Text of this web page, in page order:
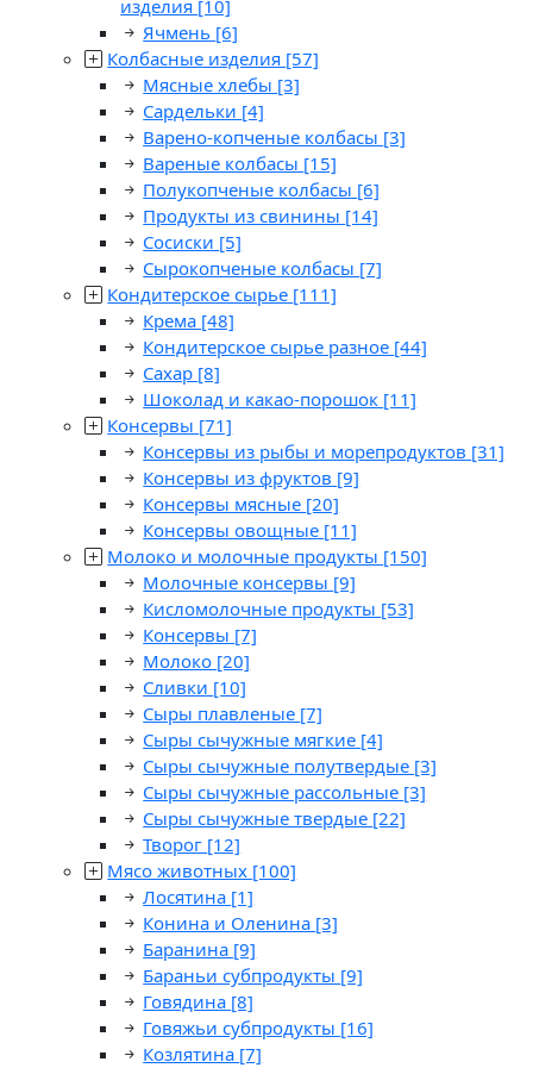
изделия [10]
Ячмень [6]
Колбасные изделия [57]
Мясные хлебы [3]
Сардельки [4]
Варено-копченые колбасы [3]
Вареные колбасы [15]
Полукопченые колбасы [6]
Продукты из свинины [14]
Сосиски [5]
Сырокопченые колбасы [7]
Кондитерское сырье [111]
Крема [48]
Кондитерское сырье разное [44]
Сахар [8]
Шоколад и какао-порошок [11]
Консервы [71]
Консервы из рыбы и морепродуктов [31]
Консервы из фруктов [9]
Консервы мясные [20]
Консервы овощные [11]
Молоко и молочные продукты [150]
Молочные консервы [9]
Кисломолочные продукты [53]
Консервы [7]
Молоко [20]
Сливки [10]
Сыры плавленые [7]
Сыры сычужные мягкие [4]
Сыры сычужные полутвердые [3]
Сыры сычужные рассольные [3]
Сыры сычужные твердые [22]
Творог [12]
Мясо животных [100]
Лосятина [1]
Конина и Оленина [3]
Баранина [9]
Бараньи субпродукты [9]
Говядина [8]
Говяжьи субпродукты [16]
Козлятина [7]